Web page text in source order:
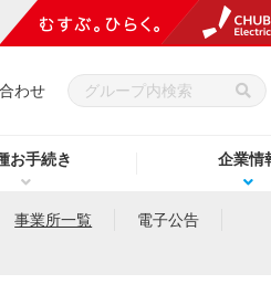
お手続き 企業情
わせ
事業所一覧
電子公告